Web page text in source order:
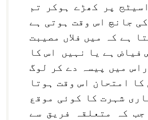
پر کھڑے ہوکر تم
جانچ اس وقت ہوتی ہے
ہے کہ میں فلاں مصیبت
فیاض ہے یا نہیں اس کا
میں پیسہ دے کر لوگ
امتحان اس وقت ہوتا
شہرت کا کوئی موقع
کہ متعلقہ فریق سے